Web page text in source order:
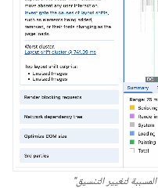
لتغيير التنسيق"